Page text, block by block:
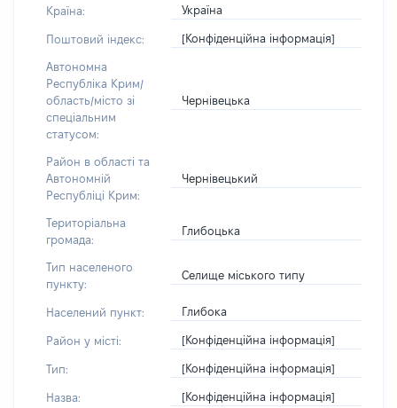
Країна: Україна
Поштовий індекс: [Конфіденційна інформація]
Автономна
Республіка Крим/
область/місто зі
спеціальним
статусом:
Чернівецька
Район в області та
Автономній
Республіці Крим:
Чернівецький
Територіальна
громада:
Глибоцька
Тип населеного
пункту:
Селище міського типу
Населений пункт: Глибока
Район у місті: [Конфіденційна інформація]
Тип: [Конфіденційна інформація]
Назва: [Конфіденційна інформація]